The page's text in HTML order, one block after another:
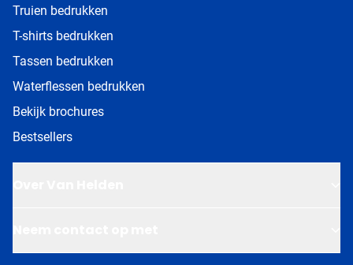
Truien bedrukken
T-shirts bedrukken
Tassen bedrukken
Waterflessen bedrukken
Bekijk brochures
Bestsellers